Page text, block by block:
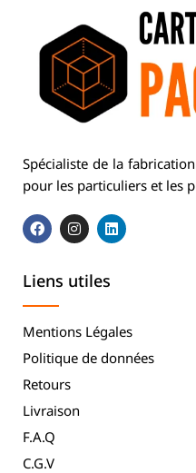
Spécialiste de la
pour les particuliers et les
Liens utiles
Mentions Légales
Politique de données
Retours
Livraison
F.A.Q
C.G.V